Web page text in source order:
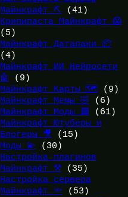
Майнкрафт ⛏️ (41)
Крипипаста Майнкрафт 😱
(5)
Майнкрафт Датапаки 📦
(4)
Майнкрафт ИИ Нейросети
🤖
(9)
Майнкрафт Карты 🗺️(9)
Майнкрафт Мемы 🤣 (6)
Майнкрафт Моды 🟩 (61)
Майнкрафт Ютуберы и
Блогеры 🎥
(15)
Моды 💫
(30)
Настройка плагинов
Майнкрафт ⚒️(35)
Настройка сервера
Майнкрафт 🔦 (53)